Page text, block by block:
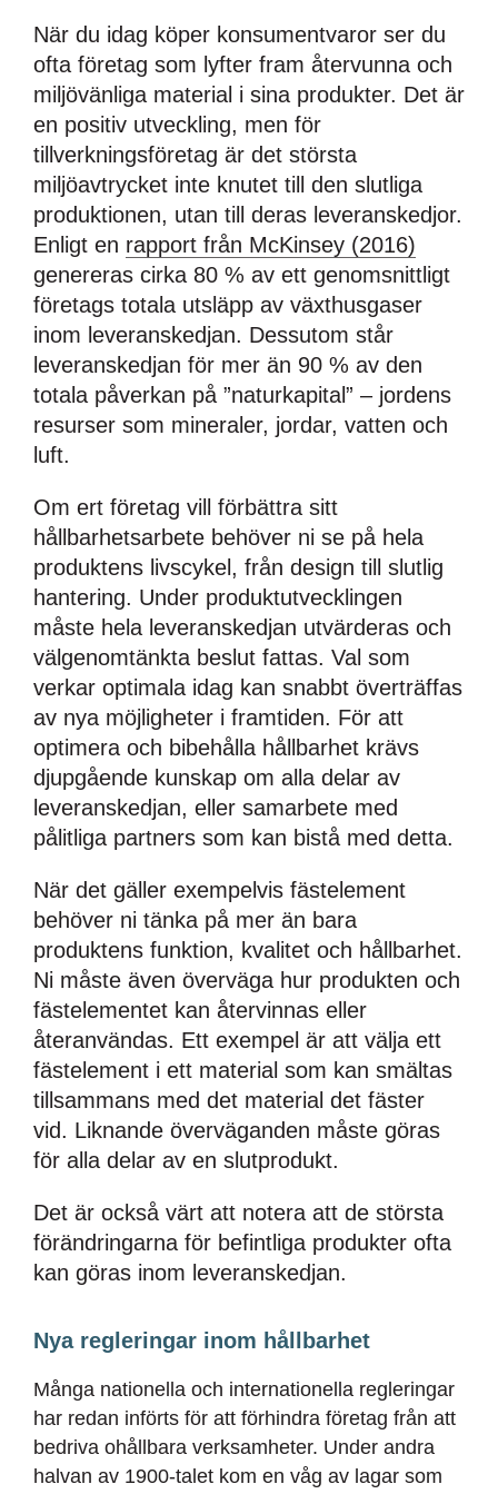
När du idag köper konsumentvaror ser du
ofta företag som lyfter fram återvunna och
miljövänliga material i sina produkter. Det är
en positiv utveckling, men för
tillverkningsföretag är det största
miljöavtrycket inte knutet till den slutliga
produktionen, utan till deras leveranskedjor.
Enligt en rapport från McKinsey (2016)
genereras cirka 80 % av ett genomsnittligt
företags totala utsläpp av växthusgaser
inom leveranskedjan. Dessutom står
leveranskedjan för mer än 90 % av den
totala påverkan på ”naturkapital” – jordens
resurser som mineraler, jordar, vatten och
luft.
Om ert företag vill förbättra sitt
hållbarhetsarbete behöver ni se på hela
produktens livscykel, från design till slutlig
hantering. Under produktutvecklingen
måste hela leveranskedjan utvärderas och
välgenomtänkta beslut fattas. Val som
verkar optimala idag kan snabbt överträffas
av nya möjligheter i framtiden. För att
optimera och bibehålla hållbarhet krävs
djupgående kunskap om alla delar av
leveranskedjan, eller samarbete med
pålitliga partners som kan bistå med detta.
När det gäller exempelvis fästelement
behöver ni tänka på mer än bara
produktens funktion, kvalitet och hållbarhet.
Ni måste även överväga hur produkten och
fästelementet kan återvinnas eller
återanvändas. Ett exempel är att välja ett
fästelement i ett material som kan smältas
tillsammans med det material det fäster
vid. Liknande överväganden måste göras
för alla delar av en slutprodukt.
Det är också värt att notera att de största
förändringarna för befintliga produkter ofta
kan göras inom leveranskedjan.
Nya regleringar inom hållbarhet
Många nationella och internationella regleringar
har redan införts för att förhindra företag från att
bedriva ohållbara verksamheter. Under andra
halvan av 1900-talet kom en våg av lagar som